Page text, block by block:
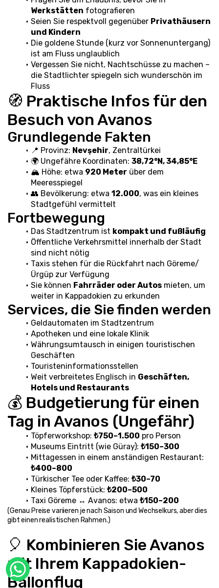
Werkstätten fotografieren
Seien Sie respektvoll gegenüber Privathäusern
und Kindern
Die goldene Stunde (kurz vor Sonnenuntergang)
ist am Fluss unglaublich
Vergessen Sie nicht, Nachtschüsse zu machen –
die Stadtlichter spiegeln sich wunderschön im
Fluss
🧭 Praktische Infos für den
Besuch von Avanos
Grundlegende Fakten
📍 Provinz: Nevşehir, Zentraltürkei
🌍 Ungefähre Koordinaten: 38,72°N, 34,85°E
🏔 Höhe: etwa 920 Meter über dem
Meeresspiegel
👥 Bevölkerung: etwa 12.000, was ein kleines
Stadtgefühl vermittelt
Fortbewegung
Das Stadtzentrum ist kompakt und fußläufig
Öffentliche Verkehrsmittel innerhalb der Stadt
sind nicht nötig
Taxis stehen für die Rückfahrt nach Göreme/
Ürgüp zur Verfügung
Sie können Fahrräder oder Autos mieten, um
weiter in Kappadokien zu erkunden
Services, die Sie finden werden
Geldautomaten im Stadtzentrum
Apotheken und eine lokale Klinik
Währungsumtausch in einigen touristischen
Geschäften
Touristeninformationsstellen
Weit verbreitetes Englisch in Geschäften,
Hotels und Restaurants
💰 Budgetierung für einen
Tag in Avanos (Ungefähr)
Töpferworkshop: ₺750–1.500 pro Person
Museums Eintritt (wie Güray): ₺150–300
₺400–800
Türkischer Tee oder Kaffee: ₺30–70
Kleines Töpferstück: ₺200–500
Taxi Göreme ↔ Avanos: etwa ₺150–200
(Genau Preise variieren je nach Saison und Wechselkurs, aber dies
gibt einen realistischen Rahmen.)
🎈 Kombinieren Sie Avanos
mit Ihrem Kappadokien-
Ballonflug